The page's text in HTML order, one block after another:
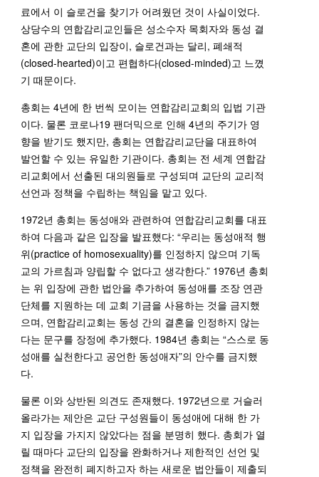
료에서 이 슬로건을 찾기가 어려웠던 것이 사실이었다.
상당수의 연합감리교인들은 성소수자 목회자와 동성 결
혼에 관한 교단의 입장이, 슬로건과는 달리, 폐쇄적
(closed-hearted)이고 편협하다(closed-minded)고 느꼈
기 때문이다.
총회는 4년에 한 번씩 모이는 연합감리교회의 입법 기관
이다. 물론 코로나19 팬더믹으로 인해 4년의 주기가 영
향을 받기도 했지만, 총회는 연합감리교단을 대표하여
발언할 수 있는 유일한 기관이다. 총회는 전 세계 연합감
리교회에서 선출된 대의원들로 구성되며 교단의 교리적
선언과 정책을 수립하는 책임을 맡고 있다.
1972년 총회는 동성애와 관련하여 연합감리교회를 대표
하여 다음과 같은 입장을 발표했다: “우리는 동성애적 행
위(practice of homosexuality)를 인정하지 않으며 기독
교의 가르침과 양립할 수 없다고 생각한다.” 1976년 총회
는 위 입장에 관한 법안을 추가하여 동성애를 조장 연관
단체를 지원하는 데 교회 기금을 사용하는 것을 금지했
으며, 연합감리교회는 동성 간의 결혼을 인정하지 않는
다는 문구를 장정에 추가했다. 1984년 총회는 “스스로 동
성애를 실천한다고 공언한 동성애자”의 안수를 금지했
다.
물론 이와 상반된 의견도 존재했다. 1972년으로 거슬러
올라가는 제안은 교단 구성원들이 동성애에 대해 한 가
지 입장을 가지지 않았다는 점을 분명히 했다. 총회가 열
릴 때마다 교단의 입장을 완화하거나 제한적인 선언 및
정책을 완전히 폐지하고자 하는 새로운 법안들이 제출되